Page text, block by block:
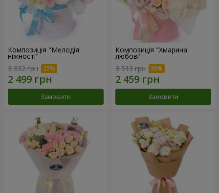
Композиція "Мелодія
ніжності"
3 332 грн
Замовити
Композиція "Хмарина
любові"
3 513 грн
Замовити